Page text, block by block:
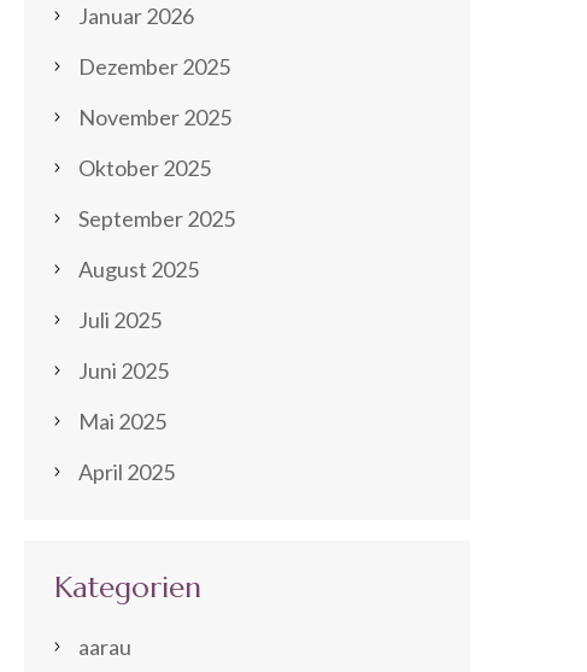
Januar 2026
Dezember 2025
November 2025
Oktober 2025
September 2025
August 2025
Juli 2025
Juni 2025
Mai 2025
April 2025
Kategorien
aarau